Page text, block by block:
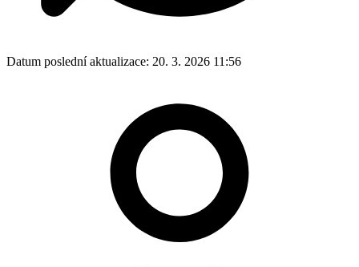
Datum poslední aktualizace: 20. 3. 2026 11:56